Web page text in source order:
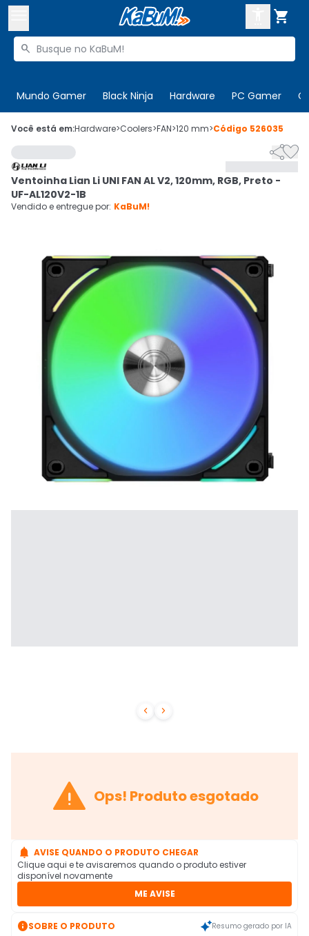

Buscar produtos

Mundo Gamer Black Ninja Hardware PC Gamer
 Olá. Acesse sua conta
 Departamentos
Cupons
CADASTRE-SE
Você está em:Hardware>Coolers>FAN>120 mm>Código 526035
 

Ventoinha Lian Li UNI FAN AL V2, 120mm, RGB, Preto -
UF-AL120V2-1B
Vendido e entregue por: KaBuM!
 Ops! Produto esgotado
 AVISE QUANDO O PRODUTO CHEGAR
Clique aqui e te avisaremos quando o produto estiver
disponível novamente
ME AVISE
SOBRE O PRODUTO Resumo gerado por IA